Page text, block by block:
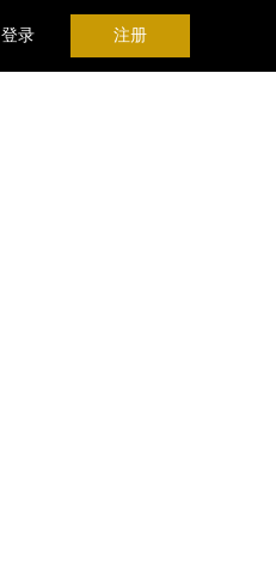
登录 注册